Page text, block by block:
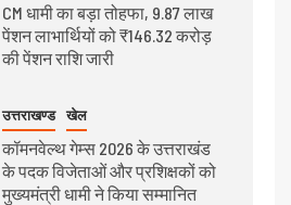
CM धामी का बड़ा तोहफा, 9.87 लाख
पेंशन लाभार्थियों को ₹146.32 करोड़
की पेंशन राशि जारी
उत्तराखण्ड खेल
कॉमनवेल्थ गेम्स 2026 के उत्तराखंड
के पदक विजेताओं और प्रशिक्षकों को
मुख्यमंत्री धामी ने किया सम्मानित